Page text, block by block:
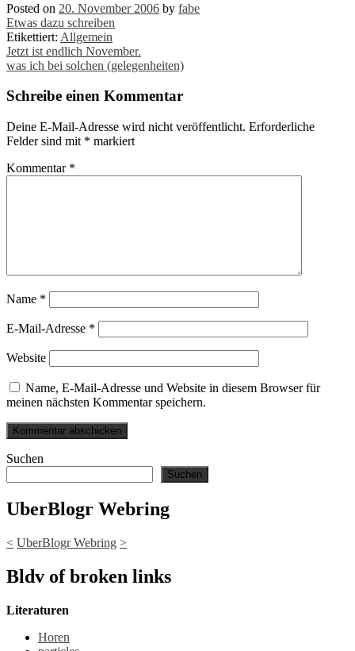
Posted on 20. November 2006 by fabe
Etwas dazu schreiben
Etikettiert: Allgemein
Post
navigation
Jetzt ist endlich November.
was ich bei solchen (gelegenheiten)
Schreibe einen Kommentar
Deine E-Mail-Adresse wird nicht veröffentlicht. Erforderliche
Felder sind mit * markiert
Kommentar *
Name *
E-Mail-Adresse *
Website
Name, E-Mail-Adresse und Website in diesem Browser für
meinen nächsten Kommentar speichern.
Suchen
Suchen
UberBlogr Webring
< UberBlogr Webring >
Bldv of broken links
Literaturen
Horen